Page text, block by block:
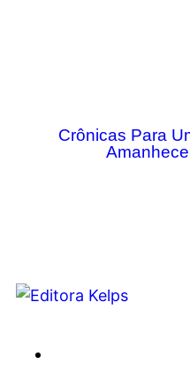
Crônicas Para